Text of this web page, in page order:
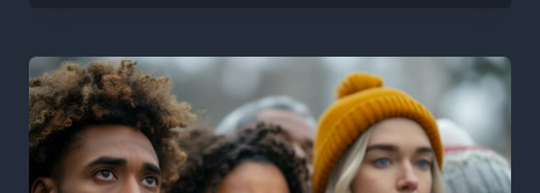
POUR
LES
MARQUES
:
BERÉAL